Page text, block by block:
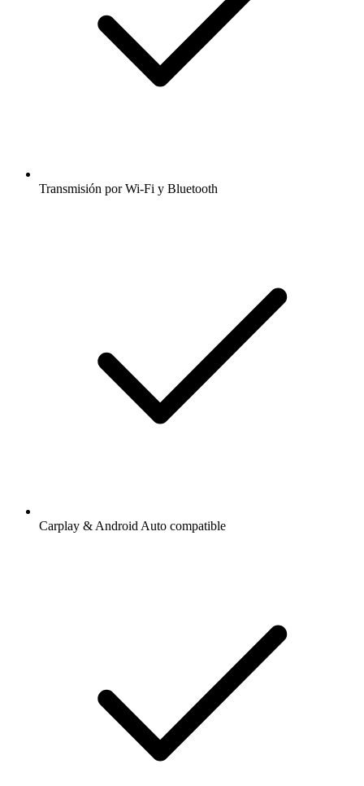
Transmisión por Wi-Fi y Bluetooth
Carplay & Android Auto compatible